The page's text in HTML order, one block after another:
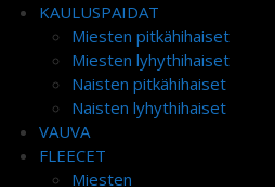
KAULUSPAIDAT
Miesten pitkähihaiset
Miesten lyhythihaiset
Naisten pitkähihaiset
Naisten lyhythihaiset
VAUVA
FLEECET
Miesten